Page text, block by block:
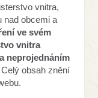
vnitra,
nad obcemi a
ve svém
vnitra
neprojednáním
Celý obsah znění